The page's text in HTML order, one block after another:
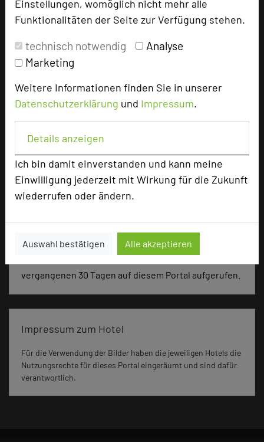
Einstellungen, womöglich nicht mehr alle
Funktionalitäten der Seite zur Verfügung stehen.
technisch notwendig
Analyse
Marketing
Weitere Informationen finden Sie in unserer
Datenschutzerklärung und Impressum.
Details anzeigen
Ich bin damit einverstanden und kann meine
Einwilligung jederzeit mit Wirkung für die Zukunft
wiederrufen oder ändern.
Auswahl bestätigen Alle akzeptieren
U-Form
Parlamentarisch
48
Tagungsräume
Ausstellungsfläche
Zimmer
Doppelzimmer
Einzelzimmer
21
Besonders geeignet für
vergangenen 30 Tagen auf diesem Portal aufgerufen.
Impressum zum Hotel
Für die Verwendung der Bilder haben die jeweiligen Hotels die
Nutzungsrechte für dieses Portal eingeräumt und sind dafür
verantwortlich.